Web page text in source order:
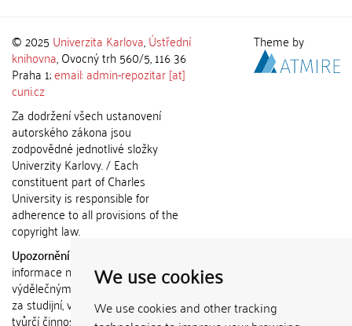
We use cookies
We use cookies and other tracking
© 2025 Univerzita Karlova,Ústřední
knihovna, Ovocný trh 560/5, 116 36
Praha 1;email: admin-repozitar [at]
cuni.cz
Za dodržení všech ustanovení
autorského zákona jsou
zodpovědné jednotlivé složky
Univerzity Karlovy. / Each
constituent part of Charles
University is responsible for
adherence to all provisions of the
copyright law.
Upozornění / Notice:
informace nemohou být použity k
výdělečným účelům nebo vydávány
za studijní, vědeckou nebo jinou
tvůrčí činnost jiné osoby než autora.
Theme by